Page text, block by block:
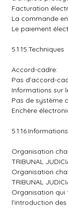
Facturation
La commande
Le paiement
5.1.15.Techniques
Accord-cadre:
Pas d'accord-
Informations sur
Pas de système
Enchère
Organisation
TRIBUNAL
Organisation
TRIBUNAL
Organisation qui
l'introduction des